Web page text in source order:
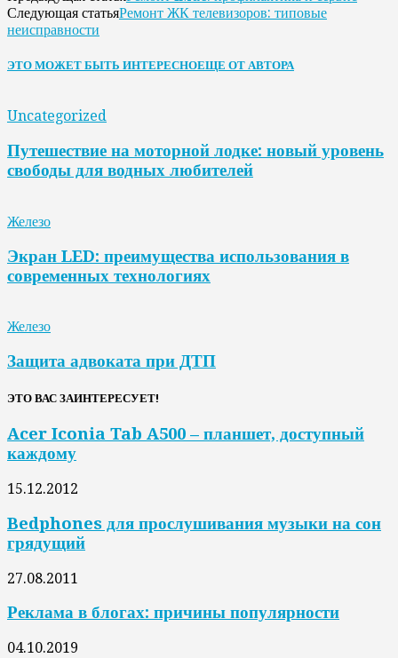
Следующая статьяРемонт ЖК телевизоров: типовые
неисправности
ЭТО МОЖЕТ БЫТЬ ИНТЕРЕСНОЕЩЕ ОТ АВТОРА
Uncategorized
Путешествие на моторной лодке: новый уровень
свободы для водных любителей
Железо
Экран LED: преимущества использования в
современных технологиях
Железо
Защита адвоката при ДТП
ЭТО ВАС ЗАИНТЕРЕСУЕТ!
Acer Iconia Tab A500 – планшет, доступный
каждому
15.12.2012
Bedphones для прослушивания музыки на сон
грядущий
27.08.2011
Реклама в блогах: причины популярности
04.10.2019